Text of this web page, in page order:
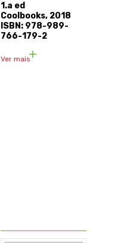
1.a ed
Coolbooks, 2018
ISBN: 978-989-
766-179-2
Ver mais